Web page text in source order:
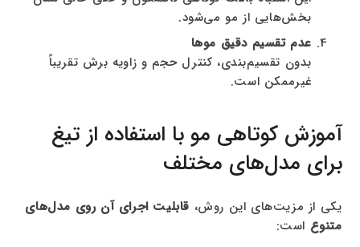
بخش‌هایی از مو می‌شود.
عدم تقسیم دقیق موها
بدون تقسیم‌بندی، کنترل حجم و زاویه برش تقریباً
غیرممکن است.
آموزش کوتاهی مو با استفاده از تیغ
برای مدل‌های مختلف
یکی از مزیت‌های این روش، قابلیت اجرای آن روی مدل‌های
متنوع است: